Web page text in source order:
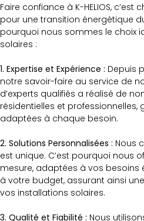
Faire confiance à K-HELIOS,
pour une transition énergétique
pourquoi nous sommes le choix
solaires :
1. Expertise et Expérience : Depuis
notre savoir-faire au service de
d’experts qualifiés a réalisé de
résidentielles et
adaptées à chaque besoin.
2. Solutions Personnalisées : Nous
est unique. C’est pourquoi nous
mesure, adaptées à vos besoins
à votre budget, assurant ainsi
vos installations solaires.
3. Qualité et Fiabilité : Nous